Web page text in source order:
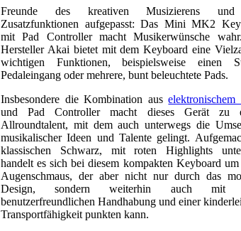
Freunde des kreativen Musizierens
Zusatzfunktionen aufgepasst: Das Mini MK2
mit Pad Controller macht Musikerwünsche
Hersteller Akai bietet mit dem Keyboard eine
wichtigen Funktionen, beispielsweise einen
Pedaleingang oder mehrere, bunt beleuchtete Pads.
Insbesondere die Kombination auselektronischem
und Pad Controller macht dieses Gerät zu
Allroundtalent, mit dem auch unterwegs die
musikalischer Ideen und Talente gelingt.
klassischen Schwarz, mit roten Highlights
handelt es sich bei diesem kompakten Keyboard um
Augenschmaus, der aber nicht nur durch das
Design, sondern weiterhin auch mit
benutzerfreundlichen Handhabung und einer
Transportfähigkeit punkten kann.